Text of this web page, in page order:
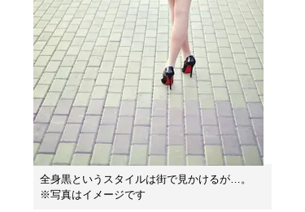
全身黒というスタイルは街で見かけるが…。
※写真はイメージです